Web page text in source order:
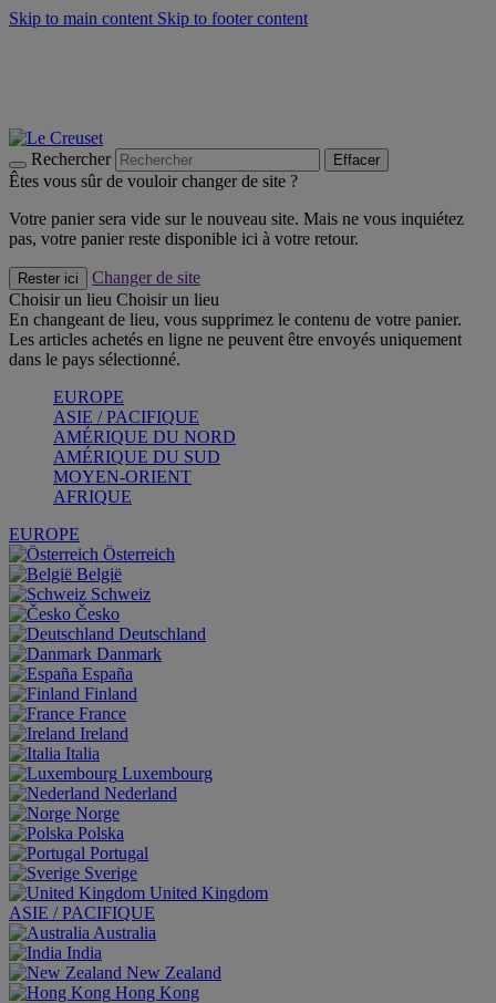
Skip to main content Skip to footer content
Rechercher Effacer
Êtes vous sûr de vouloir changer de site ?
Votre panier sera vide sur le nouveau site. Mais ne vous inquiétez
pas, votre panier reste disponible ici à votre retour.
Rester ici
Changer de site
Choisir un lieu Choisir un lieu
En changeant de lieu, vous supprimez le contenu de votre panier.
Les articles achetés en ligne ne peuvent être envoyés uniquement
dans le pays sélectionné.
EUROPE
ASIE / PACIFIQUE
AMÉRIQUE DU NORD
AMÉRIQUE DU SUD
MOYEN-ORIENT
AFRIQUE
EUROPE
Österreich
België
Schweiz
Česko
Deutschland
Danmark
España
Finland
France
Ireland
Italia
Luxembourg
Nederland
Norge
Polska
Portugal
Sverige
United Kingdom
ASIE / PACIFIQUE
Australia
India
New Zealand
Hong Kong